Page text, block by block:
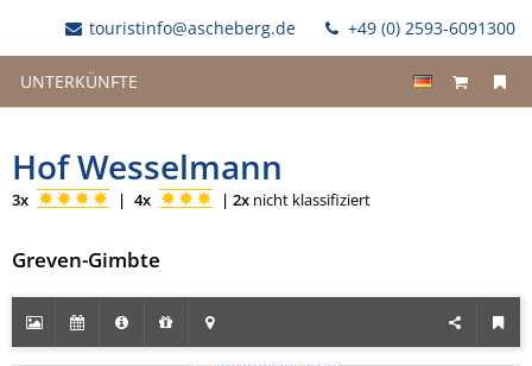
touristinfo@ascheberg.de +49 (0) 2593-6091300
UNTERKÜNFTE
Hof Wesselmann
3x | 4x |2x nicht klassifiziert
Greven-Gimbte